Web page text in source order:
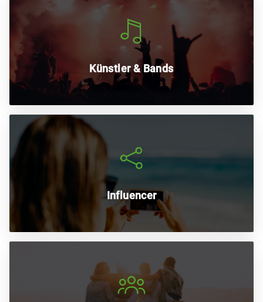
Künstler & Bands
Richte ganz simpel einen Shop oder eine Kampagne
ein und bring dein Band-Merch oder deine Designs
unter deine Fans.
Influencer
Stärke die Bindung zu deinen Followern und mache
sie mit deinem Influencer-Merch zu deinen
Markenbotschaftern.
Gestalte Gruppenshirts für einen
Junggesellenabschied, Verein o. ä. Gruppe und teile